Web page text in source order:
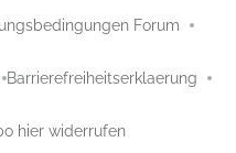
Forum
Barrierefreiheitserklaerung
hier widerrufen